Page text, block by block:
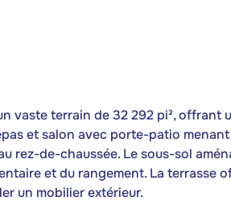
vaste terrain de 32 292 pi², offrant
et salon avec porte-patio menant
rez-de-chaussée. Le sous-sol
et du rangement. La terrasse
un mobilier extérieur.